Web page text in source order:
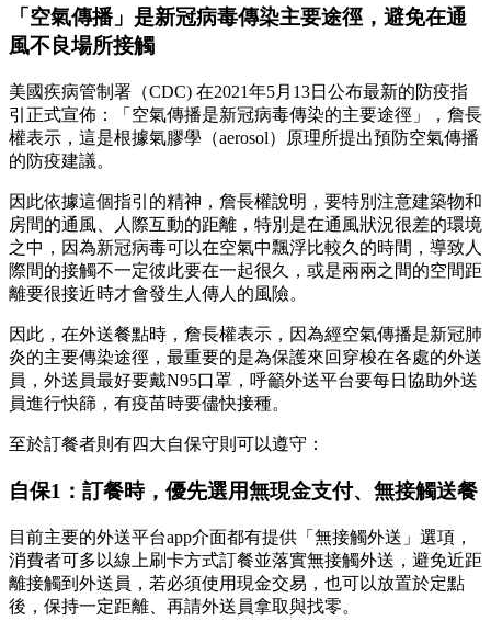
「空氣傳播」是新冠病毒傳染主要途徑，避免在通
風不良場所接觸
美國疾病管制署（CDC) 在2021年5月13日公布最新的防疫指
引正式宣佈：「空氣傳播是新冠病毒傳染的主要途徑」，詹長
權表示，這是根據氣膠學（aerosol）原理所提出預防空氣傳播
的防疫建議。
因此依據這個指引的精神，詹長權說明，要特別注意建築物和
房間的通風、人際互動的距離，特別是在通風狀況很差的環境
之中，因為新冠病毒可以在空氣中飄浮比較久的時間，導致人
際間的接觸不一定彼此要在一起很久，或是兩兩之間的空間距
離要很接近時才會發生人傳人的風險。
因此，在外送餐點時，詹長權表示，因為經空氣傳播是新冠肺
炎的主要傳染途徑，最重要的是為保護來回穿梭在各處的外送
員，外送員最好要戴N95口罩，呼籲外送平台要每日協助外送
員進行快篩，有疫苗時要儘快接種。
至於訂餐者則有四大自保守則可以遵守：
自保1：訂餐時，優先選用無現金支付、無接觸送餐
目前主要的外送平台app介面都有提供「無接觸外送」選項，
消費者可多以線上刷卡方式訂餐並落實無接觸外送，避免近距
離接觸到外送員，若必須使用現金交易，也可以放置於定點
後，保持一定距離、再請外送員拿取與找零。